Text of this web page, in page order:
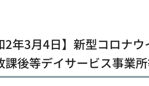
2年3月4日】新型コロナ
課後等デイサービス事業